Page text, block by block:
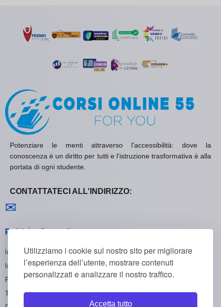
Utilizziamo i cookie sul nostro sito per migliorare
l’esperienza dell’utente, mostrare contenuti
personalizzati e analizzare il nostro traffico.
Accetta tutto
Potenziare le menti attraverso l'accessibilità: dove la
conoscenza è un diritto per tutti e l'istruzione trasformativa è alla
portata di ogni studente.
CONTATTATECI ALL'INDIRIZZO:
✉
Politiche Generali
Informativa sulla Privacy
Informativa sui Cookie
Politica di Rimborso
Termini e Condizioni